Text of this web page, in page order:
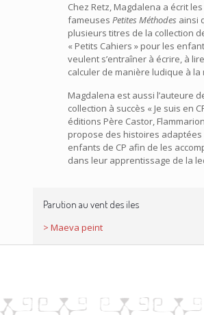
Chez Retz, Magdalena a écrit les
fameuses Petites Méthodes ainsi
plusieurs titres de la collection
« Petits Cahiers » pour les
veulent s’entraîner à écrire, à
calculer de manière ludique à la
Magdalena est aussi l’auteure
collection à succès « Je suis en
éditions Père Castor,
propose des histoires adaptées
enfants de CP afin de les
dans leur apprentissage de la
Parution au vent des iles
> Maeva peint